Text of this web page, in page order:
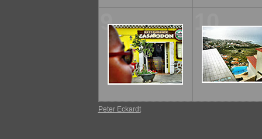
9 10
Peter Eckardt